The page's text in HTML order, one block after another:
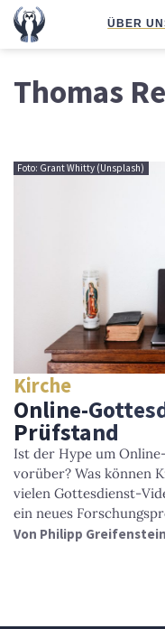
ÜBER
Thomas
Foto: Grant Whitty (Unsplash)
Kirche
Online-
Prüfstand
Ist der Hype um
vorüber? Was können
vielen Gottesdienst-
ein neues
Von Philipp Greifenstein